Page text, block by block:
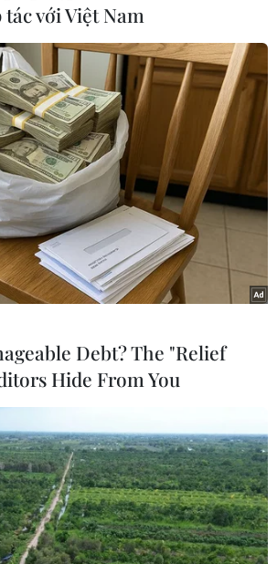
bán máy bay trực thăng Mi-
(TTXVN/Vietnam+)
Putin
bay trực thăng Mi-35
#tin tức
#tin tức 24h
ngày
#tin tức thời sự
tức an ninh #tin tức hot
#an ninh
#thời sự
#thời sự hôm nay
với Việt Nam
Debt? The "Relief
Hide From You